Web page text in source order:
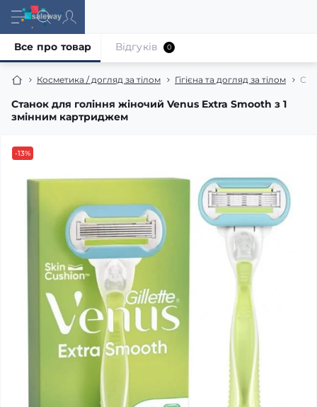
Косметика / догляд за тілом Гігієна та догляд за тілом
Станок для гоління жіночий Venus Extra Smooth з 1
змінним картриджем
Все про товар Відгуків 0
-13%